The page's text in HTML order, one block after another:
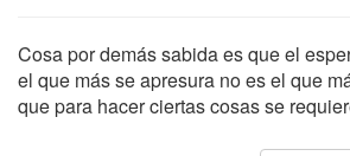
Cosa por demás sabida es que el
el que más se apresura no es el que
que para hacer ciertas cosas se